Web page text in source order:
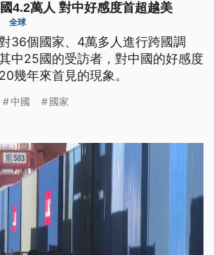
4.2萬人 對中好感度首超越美
全球
36個國家、4萬多人進行跨國調
中25國的受訪者，對中國的好感度
幾年來首見的現象。
中國 國家